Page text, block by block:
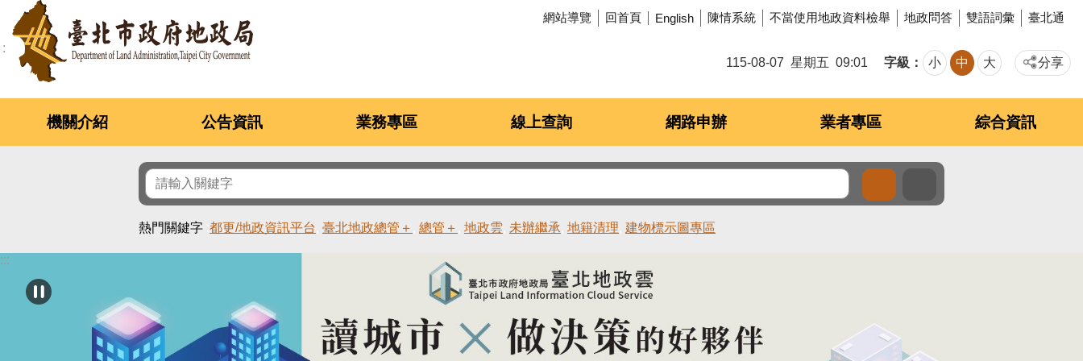
跳到主要內容區塊 網站導覽 回首頁 English 陳情系統 不當使用地政資料檢舉 地政問答 雙語詞彙 臺北通
115-08-07 星期五 09:01 字級 小 中 大 分享
機關介紹 公告資訊 業務專區 線上查詢 網路申辦 業者專區 綜合資訊
熱門關鍵字 都更/地政資訊平台 臺北地政總管＋ 總管＋ 地政雲 未辦繼承 地籍清理 建物標示圖專區
:::